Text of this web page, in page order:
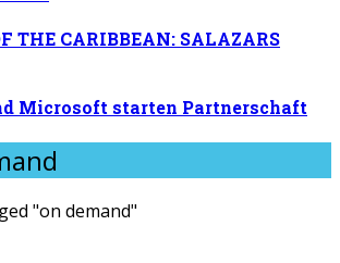
THE CARIBBEAN: SALAZARS
Microsoft starten Partnerschaft
"on demand"